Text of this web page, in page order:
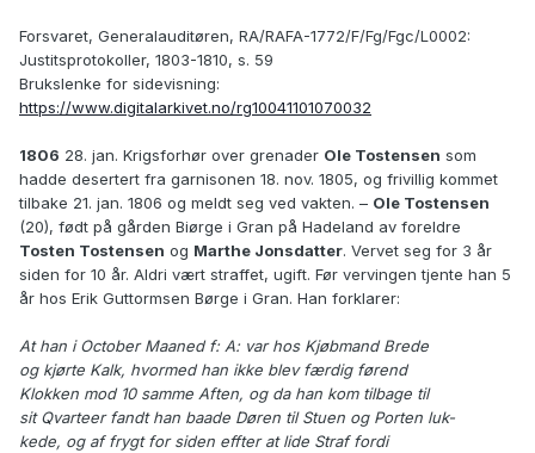
Forsvaret, Generalauditøren, RA/RAFA-1772/F/Fg/Fgc/L0002:
Justitsprotokoller, 1803-1810, s. 59
Brukslenke for sidevisning:
https://www.digitalarkivet.no/rg10041101070032
1806 28. jan. Krigsforhør over grenader Ole Tostensen som
hadde desertert fra garnisonen 18. nov. 1805, og frivillig kommet
tilbake 21. jan. 1806 og meldt seg ved vakten. – Ole Tostensen
(20), født på gården Biørge i Gran på Hadeland av foreldre
Tosten Tostensen og Marthe Jonsdatter. Vervet seg for 3 år
siden for 10 år. Aldri vært straffet, ugift. Før vervingen tjente han 5
år hos Erik Guttormsen Børge i Gran. Han forklarer:
At han i October Maaned f: A: var hos Kjøbmand Brede
og kjørte Kalk, hvormed han ikke blev færdig førend
Klokken mod 10 samme Aften, og da han kom tilbage til
sit Qvarteer fandt han baade Døren til Stuen og Porten luk-
kede, og af frygt for siden effter at lide Straf fordi